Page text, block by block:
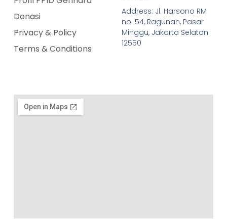
Donasi
Privacy & Policy
Terms & Conditions
Address: Jl. Harsono RM
no. 54, Ragunan, Pasar
Minggu, Jakarta Selatan
12550